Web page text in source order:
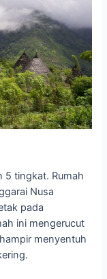
5 tingkat. Rumah
Nusa
pada
ini mengerucut
menyentuh